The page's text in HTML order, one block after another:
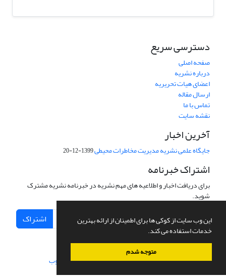
این وب سایت از کوکی ها برای اطمینان از ارائه بهترین
خدمات استفاده می کند.
متوجه شدم
دسترسی سریع
صفحه اصلی
درباره نشریه
اعضای هیات تحریریه
ارسال مقاله
تماس با ما
نقشه سایت
آخرین اخبار
جایگاه علمی نشریه مدیریت مخاطرات محیطی1399-12-20
اشتراک خبرنامه
برای دریافت اخبار و اطلاعیه های مهم نشریه در خبرنامه نشریه مشترک
شوید.
اشتراک
سامانه مدیریت نشریات علمی.طراحی و پیاده سازی از سیناوب